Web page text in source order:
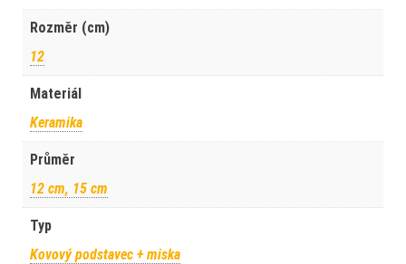
Rozměr (cm)
12
Materiál
Keramika
Průměr
12 cm, 15 cm
Typ
Kovový podstavec + miska